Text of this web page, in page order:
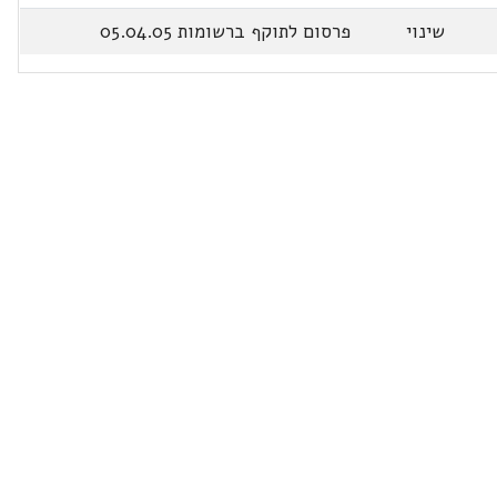
שינוי פרסום לתוקף ברשומות 05.04.05